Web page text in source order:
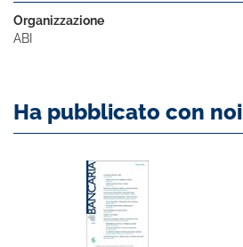
Organizzazione
ABI
Ha pubblicato con noi